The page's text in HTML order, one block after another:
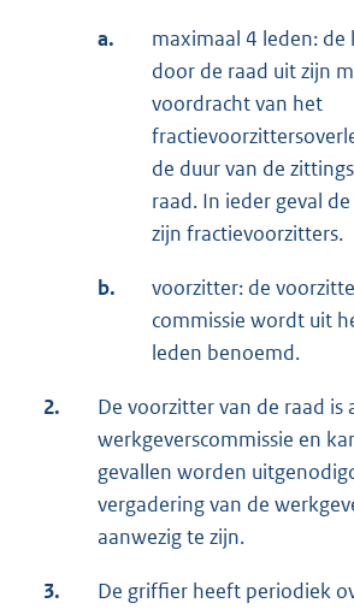
a.
maximaal 4 leden: de
door de raad uit zijn
voordracht van het
de duur van de
raad. In ieder geval
zijn fractievoorzitters.
b.
voorzitter: de
commissie wordt uit
leden benoemd.
2.
De voorzitter van de raad is
werkgeverscommissie en
gevallen worden
vergadering van de
aanwezig te zijn.
3.
De griffier heeft periodiek